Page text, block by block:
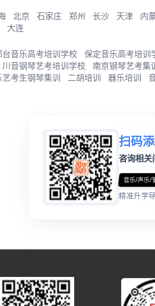
北京 石家庄 郑州 长沙 天津 内
大连
台音乐高考培训学校
保定音乐高考培训
川音钢琴艺考培训学校
南京钢琴艺考集
艺考生钢琴集训
二胡培训 器乐培训
扫码
咨询相关
音乐/声乐/
精准升学